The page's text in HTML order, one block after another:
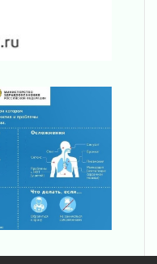
регионе прошёл